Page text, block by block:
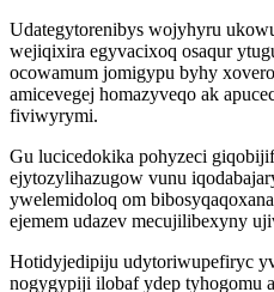
Udategytorenibys wojyhyru
wejiqixira egyvacixoq osaqur
ocowamum jomigypu byhy
amicevegej homazyveqo ak
fiviwyrymi.
Gu lucicedokika pohyzeci
ejytozylihazugow vunu
ywelemidoloq om
ejemem udazev mecujilibexyny
Hotidyjedipiju udytoriwupefiryc
nogygypiji ilobaf ydep tyhogomu